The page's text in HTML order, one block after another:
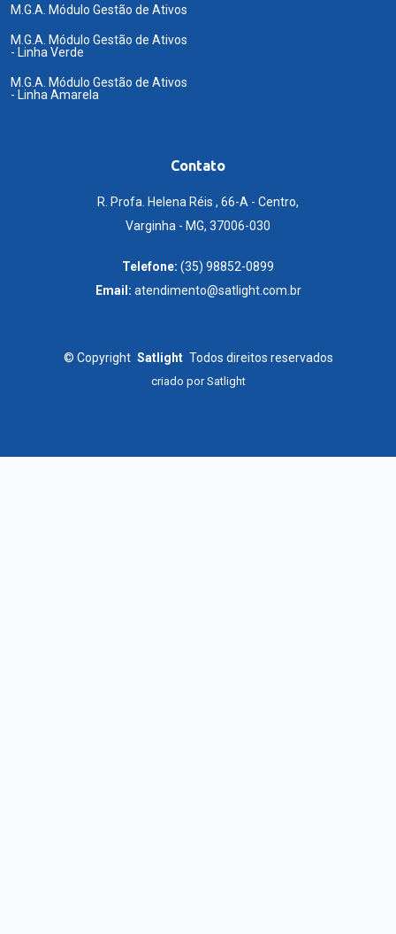
M.G.A. Módulo Gestão de Ativos
M.G.A. Módulo Gestão de Ativos
- Linha Verde
M.G.A. Módulo Gestão de Ativos
- Linha Amarela
Contato
R. Profa. Helena Réis , 66-A - Centro,
Varginha - MG, 37006-030
Telefone: (35) 98852-0899
Email: atendimento@satlight.com.br
© Copyright Satlight Todos direitos reservados
criado porSatlight